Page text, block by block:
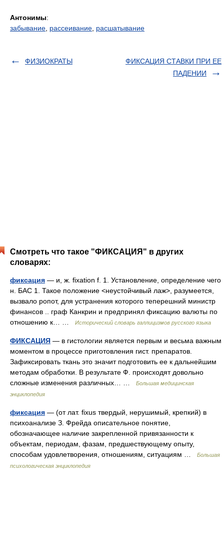
Антонимы:
забывание рассеивание расшатывание
ФИЗИОКРАТЫ
ФИКСАЦИЯ СТАВКИ ПРИ ЕЕ
ПАДЕНИИ
Смотреть что такое "ФИКСАЦИЯ" в других
словарях:
фиксация — и, ж. fixation f. 1. Установление, определение чего
н. БАС 1. Такое положение <неустойчивый лаж>, разумеется,
вызвало ропот, для устранения которого теперешний министр
финансов .. граф Канкрин и предпринял фиксацию валюты по
отношению к… …
Исторический словарь галлицизмов русского языка
ФИКСАЦИЯ — в гистологии является первым и весьма важным
моментом в процессе приготовления гист. препаратов.
Зафиксировать ткань это значит подготовить ее к дальнейшим
методам обработки. В результате Ф. происходят довольно
сложные изменения различных… …
Большая медицинская
энциклопедия
фиксация — (от лат. fixus твердый, нерушимый, крепкий) в
психоанализе З. Фрейда описательное понятие,
обозначающее наличие закрепленной привязанности к
объектам, периодам, фазам, предшествующему опыту,
способам удовлетворения, отношениям, ситуациям …
Большая
психологическая энциклопедия